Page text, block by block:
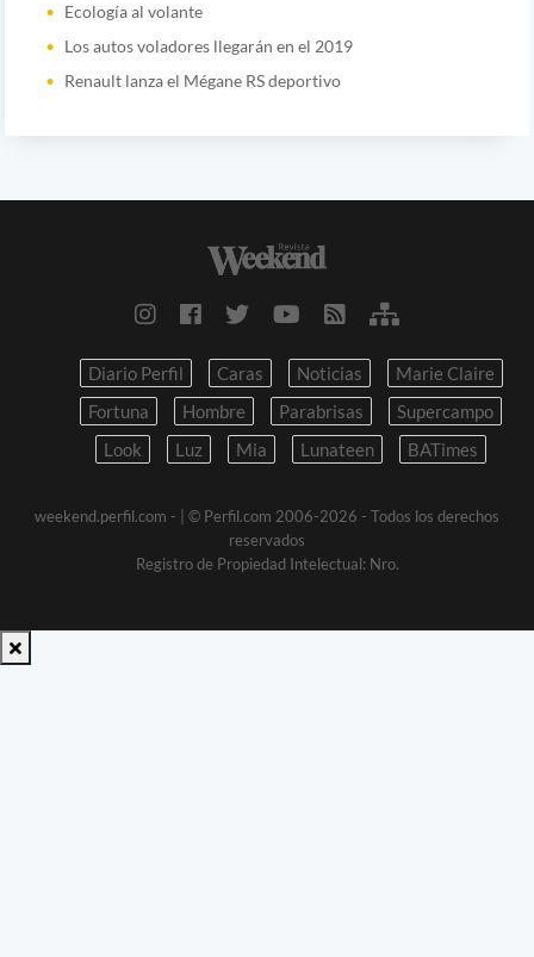
Ecología al volante
Los autos voladores llegarán en el 2019
Renault lanza el Mégane RS deportivo
Diario Perfil Caras Noticias
Marie Claire
Fortuna
Hombre Parabrisas
Supercampo
Look
Luz Mia Lunateen BATimes
weekend.perfil.com -
| © Perfil.com 2006-2026 - Todos los derechos
reservados
Registro de Propiedad Intelectual: Nro.